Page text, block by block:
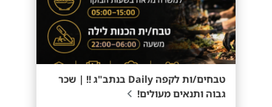
טבחים/ות לקפה Daily בנתב"ג !! | שכר
גבוה ותנאים מעולים!